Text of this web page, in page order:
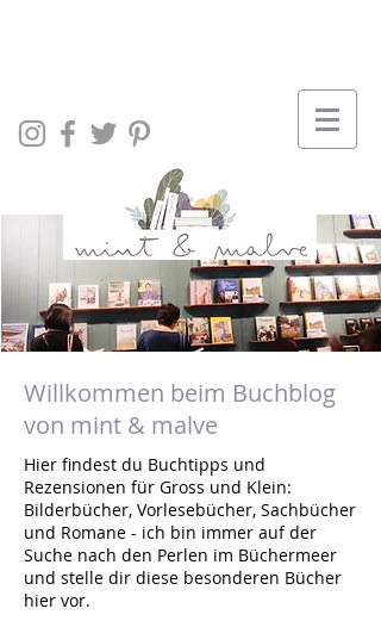
Willkommen beim Buchblog
von mint & malve
Hier findest du Buchtipps und
Rezensionen für Gross und Klein:
Bilderbücher, Vorlesebücher, Sachbücher
und Romane - ich bin immer auf der
Suche nach den Perlen im Büchermeer
und stelle dir diese besonderen Bücher
hier vor.